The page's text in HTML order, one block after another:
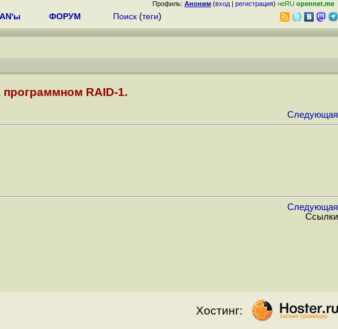
Профиль: Аноним (вход | регистрация) неRU opennet.me
ФОРУМ Поиск (теги)
программном RAID-1.
Следующая
Следующая
Ссылки
Хостинг: